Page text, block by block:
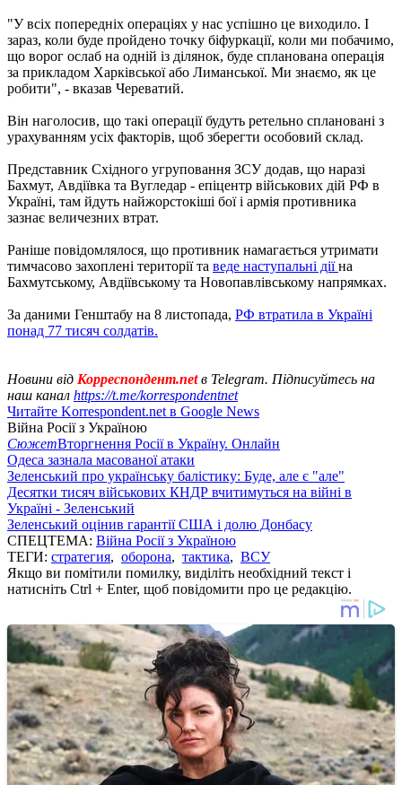
"У всіх попередніх операціях у нас успішно це виходило. І
зараз, коли буде пройдено точку біфуркації, коли ми побачимо,
що ворог ослаб на одній із ділянок, буде спланована операція
за прикладом Харківської або Лиманської. Ми знаємо, як це
робити", - вказав Череватий.
Він наголосив, що такі операції будуть ретельно сплановані з
урахуванням усіх факторів, щоб зберегти особовий склад.
Представник Східного угруповання ЗСУ додав, що наразі
Бахмут, Авдіївка та Вугледар - епіцентр військових дій РФ в
Україні, там йдуть найжорстокіші бої і армія противника
зазнає величезних втрат.
Раніше повідомлялося, що противник намагається утримати
тимчасово захоплені території та веде наступальні діїна
Бахмутському, Авдіївському та Новопавлівському напрямках.
За даними Генштабу на 8 листопада, РФ втратила в Україні
понад 77 тисяч солдатів.
Новини від Корреспондент.netв Telegram. Підписуйтесь на
наш канал https://t.me/korrespondentnet
Читайте Korrespondent.net в Google News
Війна Росії з Україною
СюжетВторгнення Росії в Україну. Онлайн
Одеса зазнала масованої атаки
Зеленський про українську балістику: Буде, але є "але"
Десятки тисяч військових КНДР вчитимуться на війні в
Україні - Зеленський
Зеленський оцінив гарантії США і долю Донбасу
СПЕЦТЕМА: Війна Росії з Україною
ТЕГИ: стратегия, оборона, тактика, ВСУ
Якщо ви помітили помилку, виділіть необхідний текст і
натисніть Ctrl + Enter, щоб повідомити про це редакцію.